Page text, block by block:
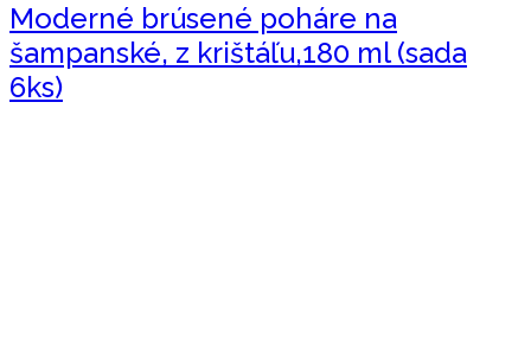
Moderné brúsené poháre na
šampanské, z krištáľu,180 ml (sada
6ks)